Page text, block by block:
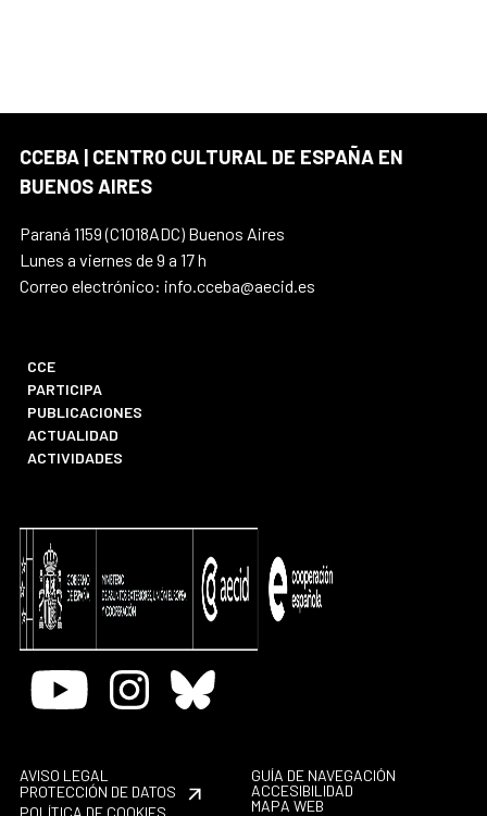
CCEBA | CENTRO CULTURAL DE ESPAÑA EN
BUENOS AIRES
Paraná 1159 (C1018ADC) Buenos Aires
Lunes a viernes de 9 a 17 h
Correo electrónico: info.cceba@aecid.es
CCE
PARTICIPA
PUBLICACIONES
ACTUALIDAD
ACTIVIDADES
Youtube InstagramBluesky
AVISO LEGAL
PROTECCIÓN DE DATOS
POLÍTICA DE COOKIES
GUÍA DE NAVEGACIÓN
ACCESIBILIDAD
MAPA WEB